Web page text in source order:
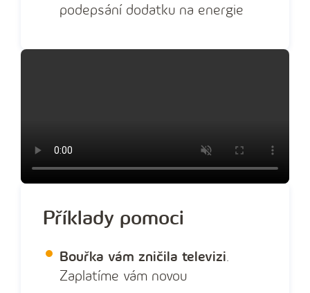
s
podepsání dodatku na energie
Příklady pomoci
Bouřka vám zničila televizi.
Zaplatíme vám novou